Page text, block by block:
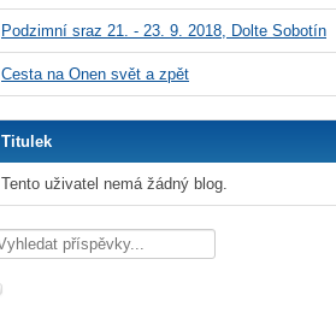
Podzimní sraz 21. - 23. 9. 2018, Dolte Sobotín
Cesta na Onen svět a zpět
Titulek
Tento uživatel nemá žádný blog.